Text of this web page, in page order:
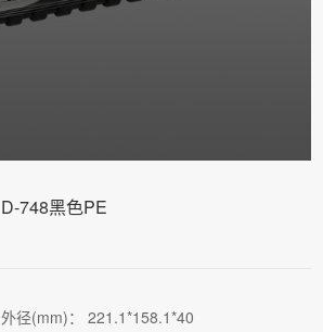
D-748黑色PE
外径(mm)： 221.1*158.1*40